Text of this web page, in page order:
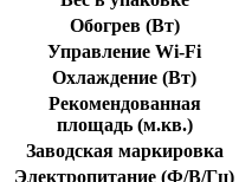
Обогрев (Вт)
Управление Wi-Fi
Охлаждение (Вт)
Рекомендованная
площадь (м.кв.)
Заводская маркировка
Электропитание (Ф/В/Гц)